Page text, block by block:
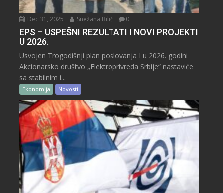
Dec 31, 2025 Snežana Bilić 0
EPS – USPEŠNI REZULTATI I NOVI PROJEKTI
U 2026.
Usvojen Trogodišnji plan poslovanja I u 2026. godini
Akcionarsko društvo „Elektroprivreda Srbije“ nastaviće
sa stabilnim i...
Ekonomija Novosti